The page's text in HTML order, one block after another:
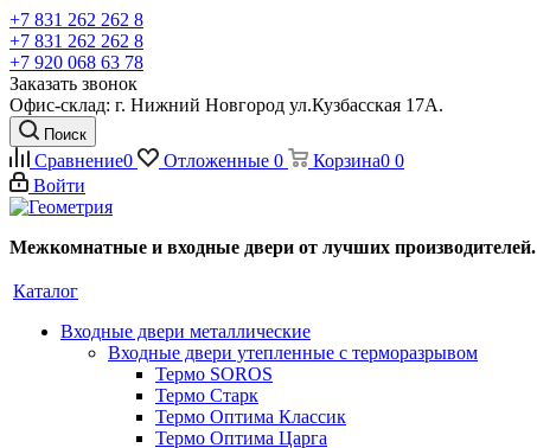
+7 831 262 262 8
+7 831 262 262 8
+7 920 068 63 78
Заказать звонок
Офис-склад: г. Нижний Новгород ул.Кузбасская 17А.
Поиск
Сравнение0 Отложенные 0 Корзина0 0
Войти
Межкомнатные и входные двери от лучших производителей.
Каталог
Входные двери металлические
Входные двери утепленные с терморазрывом
Термо SOROS
Термо Старк
Термо Оптима Классик
Термо Оптима Царга